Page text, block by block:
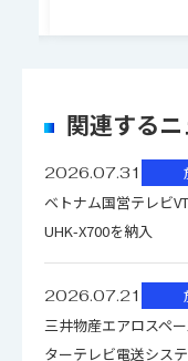
ウエアのため、メデ
して代替可能
●内蔵する全モジュ
ドウエアで製作
作業2K機能
●8キーヤを備えた
対応映像
フォーマッ
ト
●スイッチャが生成
スイッチャ効果値と
●CGワイプは、動画
し、スイッチャトラ
Red/Greenタリー（
アナログ時計、デ
イトル、壁紙表示
●画面編集は専用エ
概要（pdf）3.8MB
【取説】DVF-147
棚板(小型3U) 取扱説
関連する
2026.07.31
ベトナム国営テレビ
UHK-X700を納入
2026.07.21
三井物産エアロスペ
ターテレビ電送シス